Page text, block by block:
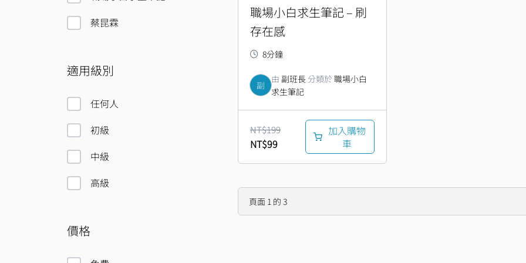
蔡昆霖
適用級別
任何人
初級
中級
高級
價格
職場小白求生筆記 – 刷
存在感
8分鐘
副
由 副班長 分類於職場小白
求生筆記
NT$199
NT$99
加入購物
車
頁面 1 的 3